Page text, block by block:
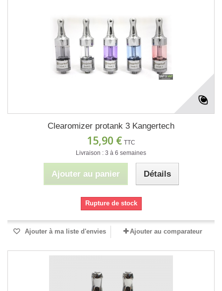
Clearomizer protank 3 Kangertech
15,90 € TTC
Livraison : 3 à 6 semaines
Ajouter au panier Détails
Rupture de stock
Ajouter à ma liste d'envies Ajouter au comparateur